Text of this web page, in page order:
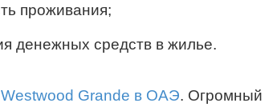
проживания;
денежных средств в жилье.
Westwood Grande в ОАЭ. Огромный